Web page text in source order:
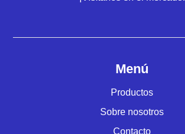
Menú
Productos
Sobre nosotros
Contacto